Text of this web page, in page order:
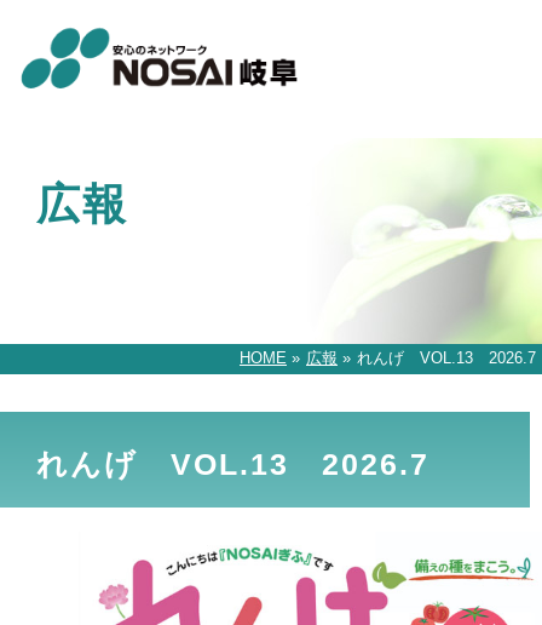
広報
HOME » 広報 » れんげ VOL.13 2026.7
れんげ VOL.13 2026.7